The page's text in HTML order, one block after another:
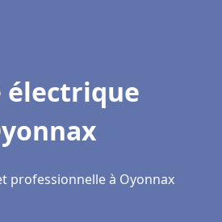
électrique
professionnelle à Oyonnax